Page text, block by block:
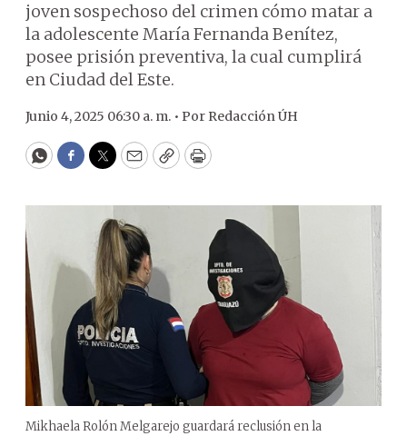
joven sospechoso del crimen cómo matar a
la adolescente María Fernanda Benítez,
posee prisión preventiva, la cual cumplirá
en Ciudad del Este.
Junio 4, 2025 06:30 a. m. • Por Redacción ÚH
WhatsApp
Facebook
Twitter
EmailCopyPrint
Mikhaela Rolón Melgarejo guardará reclusión en la